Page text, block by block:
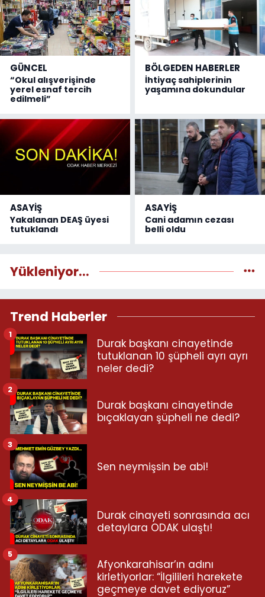
GÜNCEL
“Okul alışverişinde
yerel esnaf tercih
edilmeli”
BÖLGEDEN HABERLER
İhtiyaç sahiplerinin
yaşamına dokundular
ASAYİŞ
Yakalanan DEAŞ üyesi
tutuklandı
ASAYİŞ
Cani adamın cezası
belli oldu
Yükleniyor...
Trend Haberler
Durak başkanı cinayetinde
tutuklanan 10 şüpheli ayrı ayrı
neler dedi?
1
Durak başkanı cinayetinde
bıçaklayan şüpheli ne dedi?
2
Sen neymişsin be abi!
3
Durak cinayeti sonrasında acı
detaylara ODAK ulaştı!
4
Afyonkarahisar’ın adını
kirletiyorlar: “İlgilileri harekete
geçmeye davet ediyoruz”
5